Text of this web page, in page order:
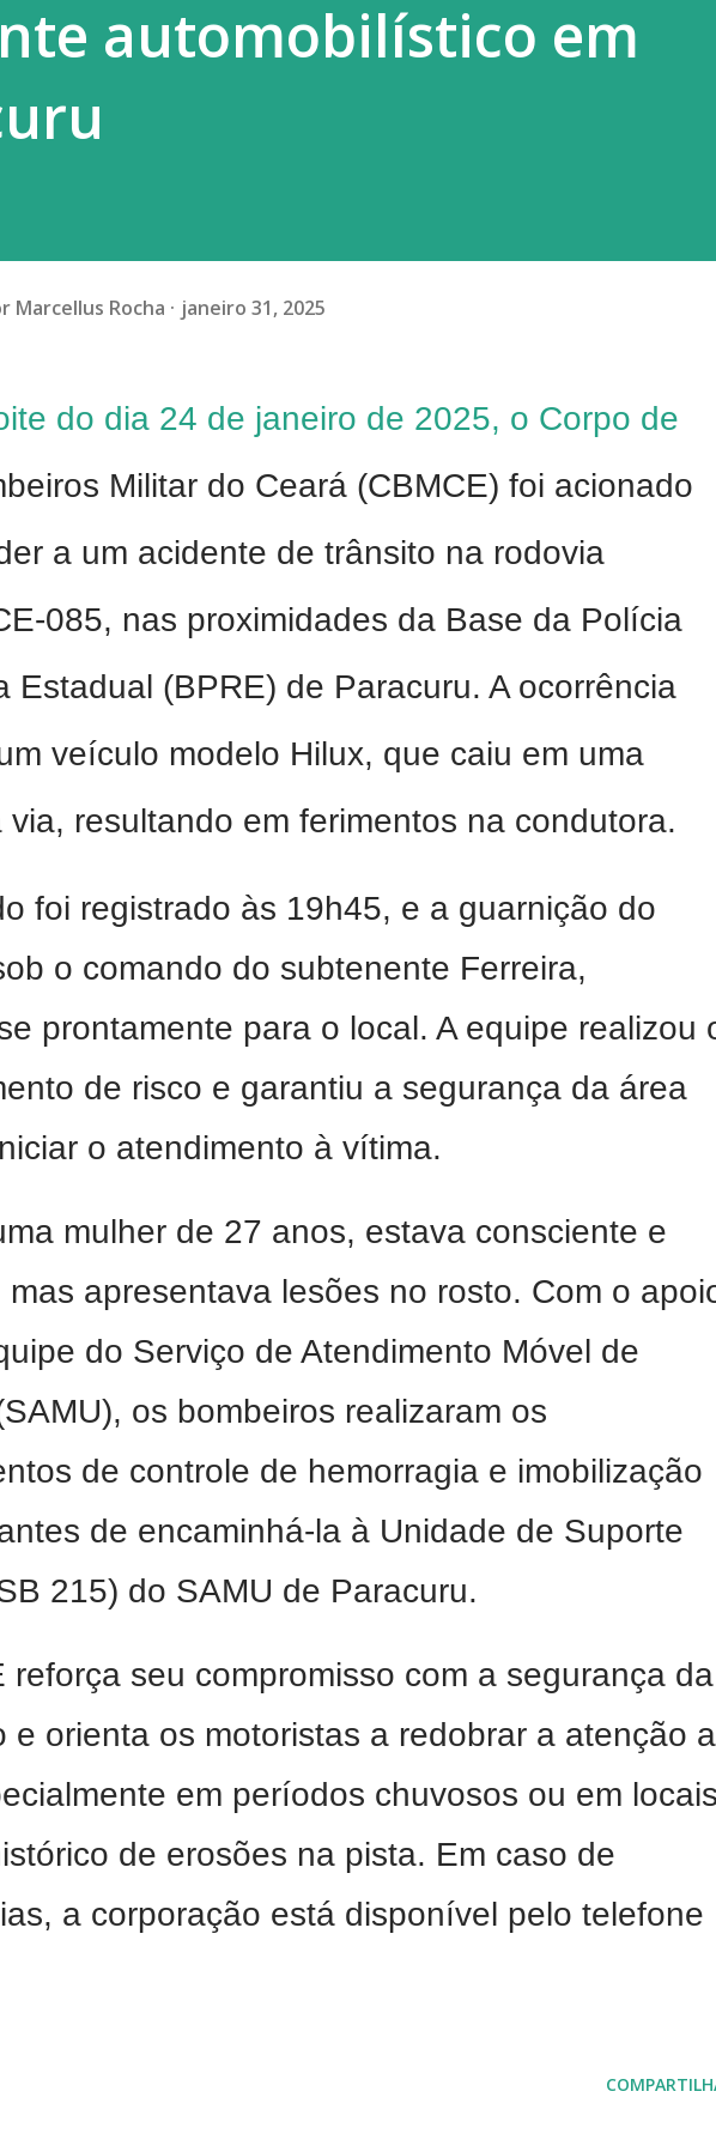
que são os jogos perversos das bets...
automobilístico em
Marcellus Rocha janeiro 31, 2025
do dia 24 de janeiro de 2025, o Corpo de
Militar do Ceará (CBMCE) foi acionado
a um acidente de trânsito na rodovia
085, nas proximidades da Base da Polícia
Estadual (BPRE) de Paracuru. A ocorrência
veículo modelo Hilux, que caiu em uma
via, resultando em ferimentos na condutora.
foi registrado às 19h45, e a guarnição do
o comando do subtenente Ferreira,
prontamente para o local. A equipe realizou
de risco e garantiu a segurança da área
o atendimento à vítima.
mulher de 27 anos, estava consciente e
mas apresentava lesões no rosto. Com o
do Serviço de Atendimento Móvel de
os bombeiros realizaram os
de controle de hemorragia e imobilização
de encaminhá-la à Unidade de Suporte
215) do SAMU de Paracuru.
reforça seu compromisso com a segurança da
e orienta os motoristas a redobrar a atenção
em períodos chuvosos ou em
de erosões na pista. Em caso de
a corporação está disponível pelo telefone